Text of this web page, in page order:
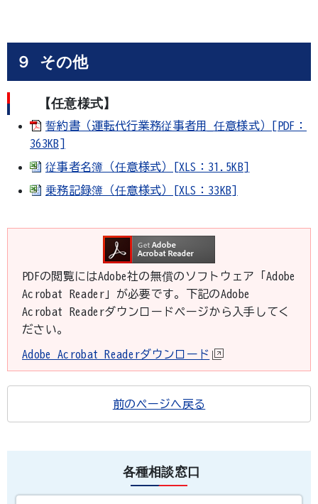
９ その他
【任意様式】
誓約書（運転代行業務従事者用_任意様式）[PDF：
363KB]
従事者名簿（任意様式）[XLS：31.5KB]
乗務記録簿（任意様式）[XLS：33KB]
PDFの閲覧にはAdobe社の無償のソフトウェア「Adobe
Acrobat Reader」が必要です。下記のAdobe
Acrobat Readerダウンロードページから入手してく
ださい。
Adobe Acrobat Readerダウンロード
前のページへ戻る
各種相談窓口